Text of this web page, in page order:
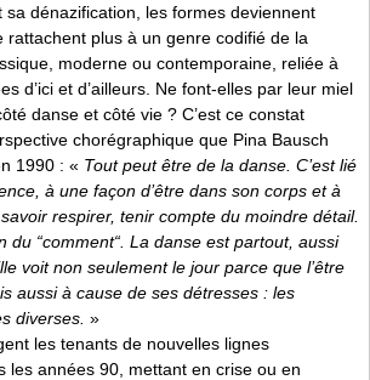
sa dénazification, les formes deviennent
rattachent plus à un genre codifié de la
moderne ou contemporaine, reliée à
d’ici et d’ailleurs. Ne font-elles par leur miel
danse et côté vie ? C’est ce constat
chorégraphique que Pina Bausch
1990 : « Tout peut être de la danse. C’est lié
à une façon d’être dans son corps et à
respirer, tenir compte du moindre détail.
du “comment“. La danse est partout, aussi
voit non seulement le jour parce que l’être
aussi à cause de ses détresses : les
diverses. »
les tenants de nouvelles lignes
les années 90, mettant en crise ou en